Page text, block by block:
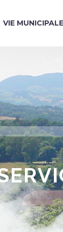
VIE MUNICIPALE